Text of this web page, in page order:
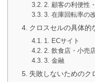
2. 顧客の利便性
3. 在庫回転率の
クロスセルの具体的
1. ECサイト
2. 飲食店・小売
3. 金融
失敗しないためのク